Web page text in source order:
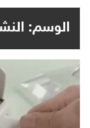
الوسم: